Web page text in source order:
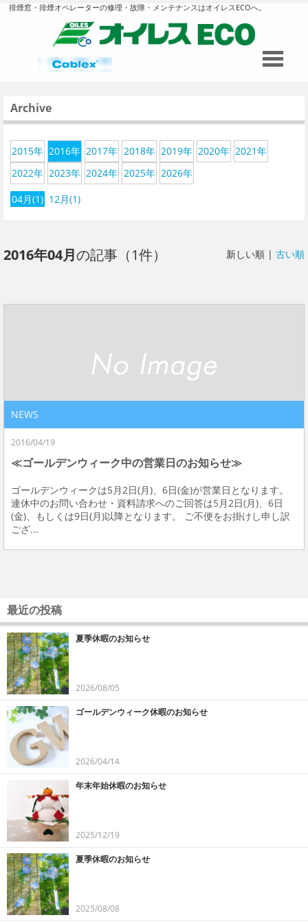
排煙窓・排煙オペレーターの修理・故障・メンテナンスはオイレスECOへ。
Archive
2015年 2016年 2017年 2018年 2019年 2020年 2021年
2022年 2023年 2024年 2025年 2026年
04月(1) 12月(1)
2016年04月の記事（1件） 新しい順 | 古い順
NEWS
2016/04/19
≪ゴールデンウィーク中の営業日のお知らせ≫
ゴールデンウィークは5月2日(月)、6日(金)が営業日となります。
連休中のお問い合わせ・資料請求へのご回答は5月2日(月)、6日
(金)、もしくは9日(月)以降となります。 ご不便をお掛けし申し訳
ござ...
最近の投稿
夏季休暇のお知らせ
2026/08/05
ゴールデンウィーク休暇のお知らせ
2026/04/14
年末年始休暇のお知らせ
2025/12/19
夏季休暇のお知らせ
2025/08/08